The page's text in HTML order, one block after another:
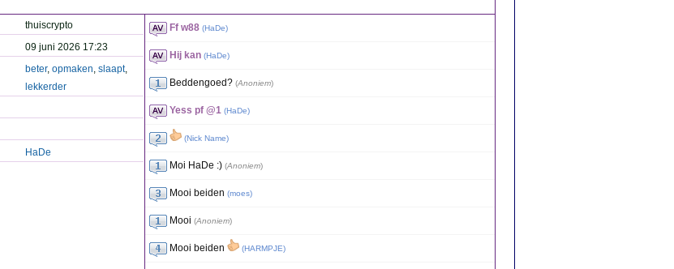
thuiscrypto
09 juni 2026 17:23
beter, opmaken, slaapt,
lekkerder
HaDe
Ff w88 (HaDe)
Hij kan (HaDe)
Beddengoed? (Anoniem)
Yess pf @1 (HaDe)
(Nick Name)
Moi HaDe :) (Anoniem)
Mooi beiden (moes)
Mooi (Anoniem)
Mooi beiden (HARMPJE)